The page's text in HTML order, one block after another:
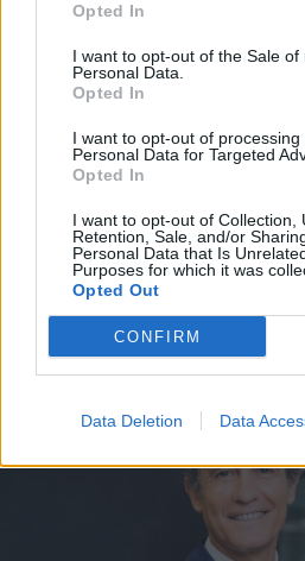
Opted In
I want to opt-out of the Sale of
Personal Data.
Opted In
I want to opt-out of processing
Personal Data for Targeted
Opted In
I want to opt-out of Collection,
Retention, Sale, and/or
Personal Data that Is
Purposes for which it was
Opted Out
CONFIRM
Data Deletion Data
LEGGI